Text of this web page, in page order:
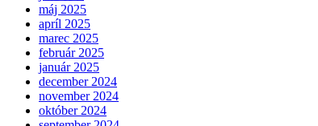
máj 2025
apríl 2025
marec 2025
február 2025
január 2025
december 2024
november 2024
október 2024